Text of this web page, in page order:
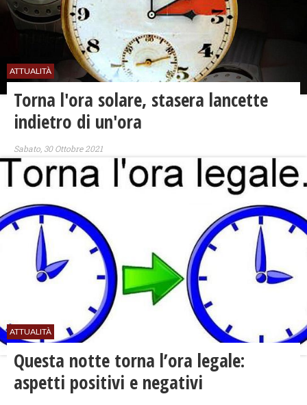
ATTUALITÀ
​Torna l'ora solare, stasera lancette
indietro di un'ora
Sabato, 30 Ottobre 2021
ATTUALITÀ
Questa notte torna l’ora legale:
aspetti positivi e negativi